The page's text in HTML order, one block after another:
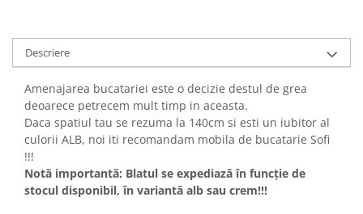
Descriere
Amenajarea bucatariei este o decizie destul de grea
deoarece petrecem mult timp in aceasta.
Daca spatiul tau se rezuma la 140cm si esti un iubitor al
culorii ALB, noi iti recomandam mobila de bucatarie Sofi
!!!
Notă importantă: Blatul se expediază în funcție de
stocul disponibil, în variantă alb sau crem!!!